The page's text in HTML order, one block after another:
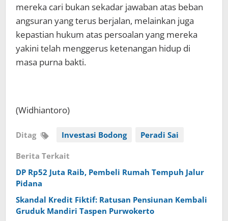
mereka cari bukan sekadar jawaban atas beban
angsuran yang terus berjalan, melainkan juga
kepastian hukum atas persoalan yang mereka
yakini telah menggerus ketenangan hidup di
masa purna bakti.
(Widhiantoro)
Ditag Investasi Bodong Peradi Sai
Berita Terkait
DP Rp52 Juta Raib, Pembeli Rumah Tempuh Jalur
Pidana
Skandal Kredit Fiktif: Ratusan Pensiunan Kembali
Gruduk Mandiri Taspen Purwokerto